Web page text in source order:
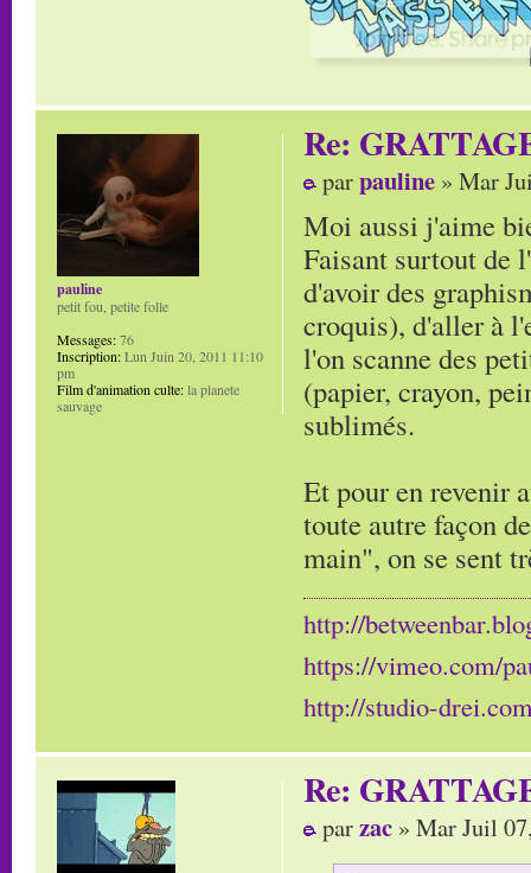
Re:
parpauline » Mar
Moi aussi j'aime
Faisant surtout de
d'avoir des
croquis), d'aller à
l'on scanne des
(papier, crayon,
sublimés.
Et pour en revenir
toute autre façon
main", on se sent
http://
https://vimeo.com/
http://studio-
pauline
petit fou, petite folle
Messages:76
Inscription:Lun Juin 20, 2011 11:10
pm
Film d'animation culte:la planete
sauvage
Re:
parzac » Mar Juil